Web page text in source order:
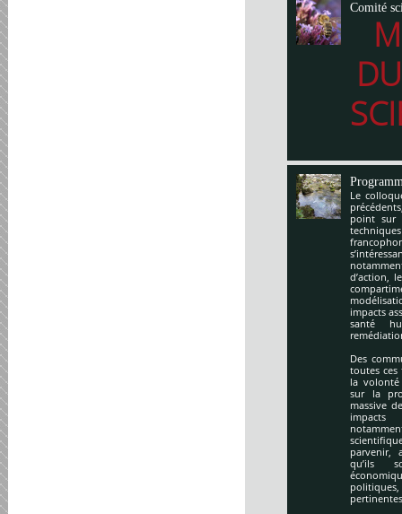
Comité
Le
point sur
d’action,
impacts
santé
Des
toutes ces
la
sur la
massive
parvenir,
qu’ils